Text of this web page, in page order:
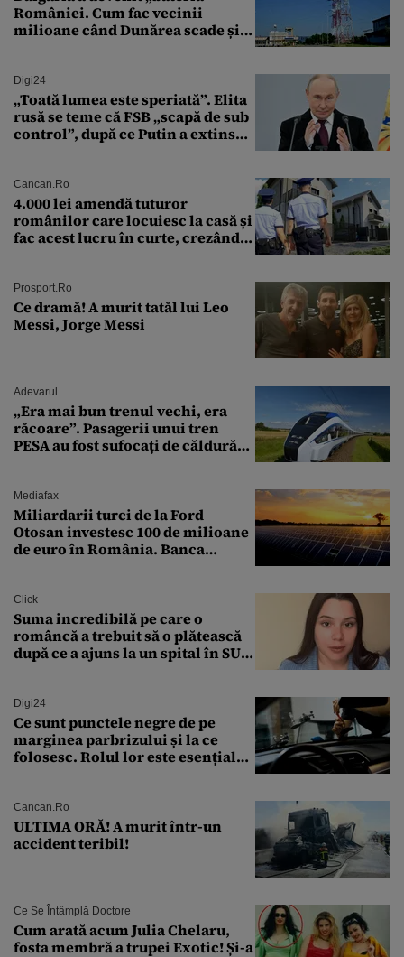
României. Cum fac vecinii
milioane când Dunărea scade și
Digi24
„Toată lumea este speriată”. Elita
rusă se teme că FSB „scapă de sub
control”, după ce Putin a extins
Cancan.ro
4.000 lei amendă tuturor
românilor care locuiesc la casă și
fac acest lucru în curte, crezând
Prosport.ro
Ce dramă! A murit tatăl lui Leo
Messi, Jorge Messi
Adevarul
„Era mai bun trenul vechi, era
răcoare”. Pasagerii unui tren
PESA au fost sufocați de căldură
Mediafax
Miliardarii turci de la Ford
Otosan investesc 100 de milioane
de euro în România. Banca
Click
Suma incredibilă pe care o
româncă a trebuit să o plătească
după ce a ajuns la un spital în SUA:
Digi24
Ce sunt punctele negre de pe
marginea parbrizului și la ce
folosesc. Rolul lor este esențial
Cancan.ro
ULTIMA ORĂ! A murit într-un
accident teribil!
Ce Se Întâmplă Doctore
Cum arată acum Julia Chelaru,
fosta membră a trupei Exotic! Și-a